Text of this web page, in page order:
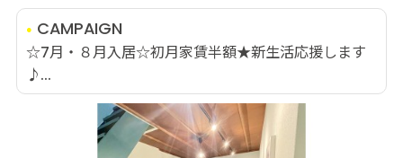
CAMPAIGN
☆7月・８月入居☆初月家賃半額★新生活応援します
♪...